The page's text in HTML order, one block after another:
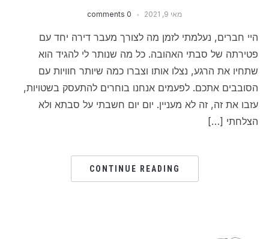
מאי 9, 2021 0 comments
היי חברים, נעלמתי לזמן מה לצורך מעבר דירה יחד עם
פטירתה של סבתי האהובה. כל מה שנותר לי להגיד הוא
שתחיו את הרגע, נצלו אותו וצברו כמה שיותר חוויות עם
הסובבים אתכם. לפעמים אנחנו בוחרים להתעסק בשטויות,
עזבו את זה, זה לא מעניין. יום יום חשבתי על סבתא ולא
הצלחתי […]
CONTINUE READING